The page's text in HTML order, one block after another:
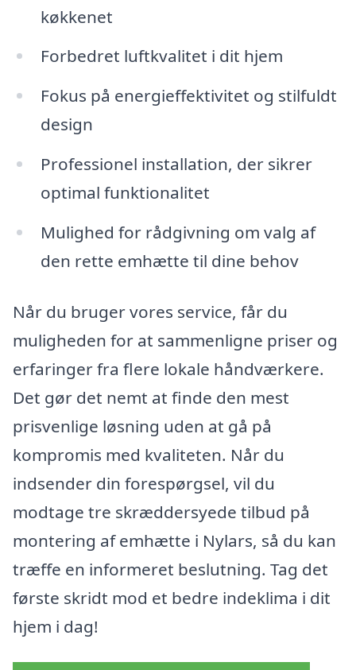
køkkenet
Forbedret luftkvalitet i dit hjem
Fokus på energieffektivitet og stilfuldt
design
Professionel installation, der sikrer
optimal funktionalitet
Mulighed for rådgivning om valg af
den rette emhætte til dine behov
Når du bruger vores service, får du
muligheden for at sammenligne priser og
erfaringer fra flere lokale håndværkere.
Det gør det nemt at finde den mest
prisvenlige løsning uden at gå på
kompromis med kvaliteten. Når du
indsender din forespørgsel, vil du
modtage tre skræddersyede tilbud på
montering af emhætte i Nylars, så du kan
træffe en informeret beslutning. Tag det
første skridt mod et bedre indeklima i dit
hjem i dag!